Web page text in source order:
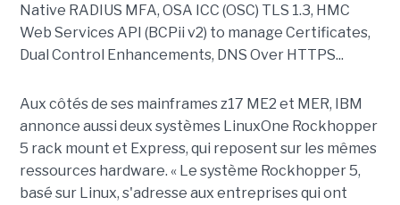
Native RADIUS MFA, OSA ICC (OSC) TLS 1.3, HMC
Web Services API (BCPii v2) to manage Certificates,
Dual Control Enhancements, DNS Over HTTPS...
Aux côtés de ses mainframes z17 ME2 et MER, IBM
annonce aussi deux systèmes LinuxOne Rockhopper
5 rack mount et Express, qui reposent sur les mêmes
ressources hardware. « Le système Rockhopper 5,
basé sur Linux, s'adresse aux entreprises qui ont